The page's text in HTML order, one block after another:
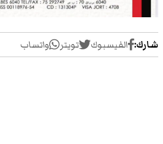
شارك: الفيسبوك تويتر واتساب